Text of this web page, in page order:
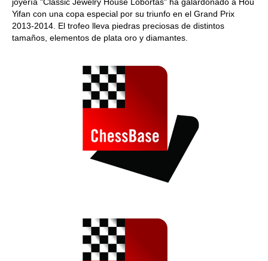
Yifan con una copa especial por su triunfo en el Grand Prix
2013-2014. El trofeo lleva piedras preciosas de distintos
tamaños, elementos de plata oro y diamantes.